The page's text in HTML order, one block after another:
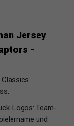
Jersey
-
Classics
Logos: Team-
und